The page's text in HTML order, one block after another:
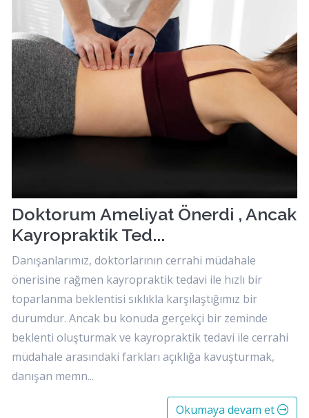
Doktorum Ameliyat Önerdi , Ancak
Kayropraktik Ted...
Danışanlarımız, doktorlarının cerrahi müdahale
önerisine rağmen kayropraktik tedavi ile hızlı bir
toparlanma beklentisi sıklıkla karşılaştığımız bir
durumdur. Ancak bu konuda gerçekçi bir zeminde
beklenti oluşturmak ve kayropraktik tedavi ile cerrahi
müdahale arasındaki farkları açıklığa kavuşturmak,
danışan memn...
Okumaya devam et